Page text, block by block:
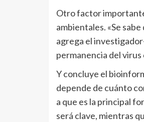
Otro factor
ambientales. «Se
agrega el
permanencia del
Y concluye el
depende de cuánto
a que es la principal
será clave, mientras